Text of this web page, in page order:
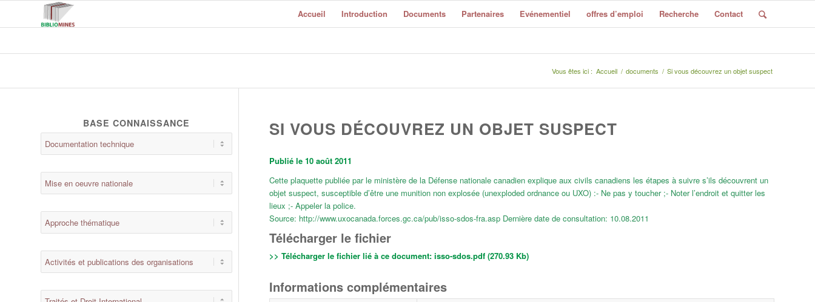
Accueil Introduction Documents Partenaires Evénementiel offres d’emploi Recherche Contact
Vous êtes ici : Accueil / documents / Si vous découvrez un objet suspect
SI VOUS DÉCOUVREZ UN OBJET SUSPECT
Publié le 10 août 2011
Cette plaquette publiée par le ministère de la Défense nationale canadien explique aux civils canadiens les étapes à suivre s’ils découvrent un
objet suspect, susceptible d’être une munition non explosée (unexploded ordnance ou UXO) :- Ne pas y toucher ;- Noter l’endroit et quitter les
lieux ;- Appeler la police.
Source: http://www.uxocanada.forces.gc.ca/pub/isso-sdos-fra.asp Dernière date de consultation: 10.08.2011
Télécharger le fichier
>> Télécharger le fichier lié à ce document: isso-sdos.pdf (270.93 Kb)
Informations complémentaires
BASE CONNAISSANCE